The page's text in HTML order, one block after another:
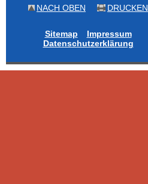
NACH OBEN DRUCKEN
Sitemap
Impressum
Datenschutzerklärung